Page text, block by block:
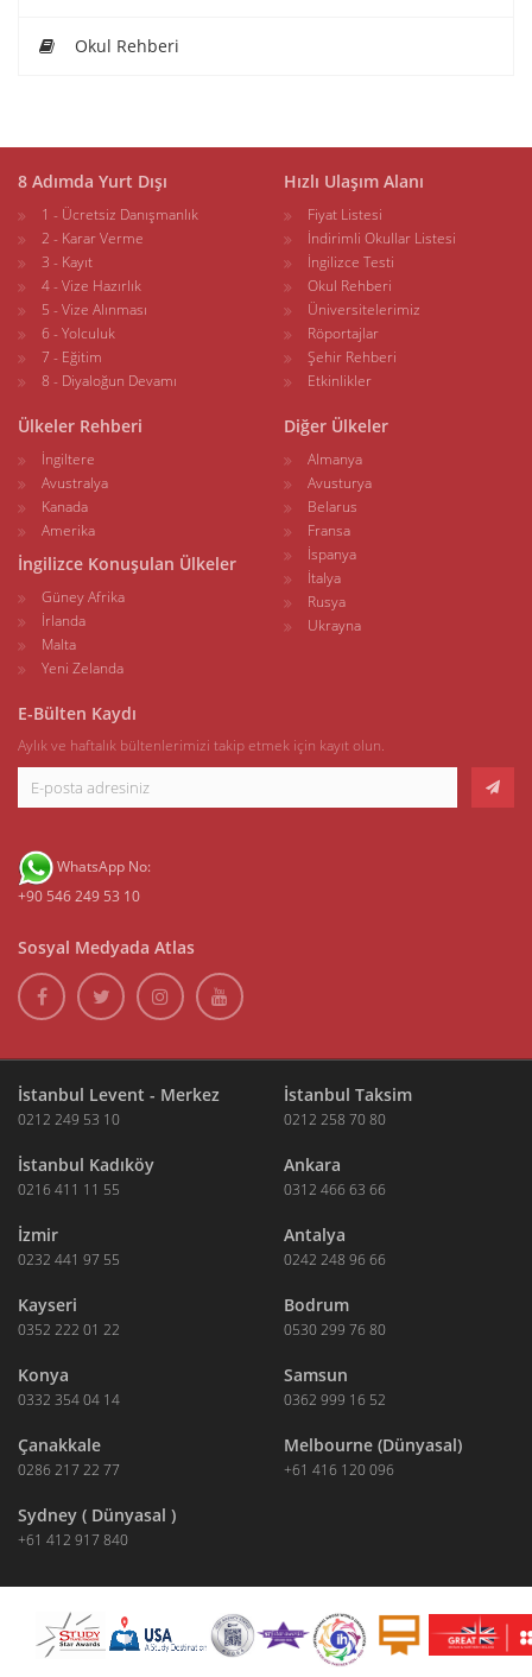
Okul Rehberi
8 Adımda Yurt Dışı
1 - Ücretsiz Danışmanlık
2 - Karar Verme
3 - Kayıt
4 - Vize Hazırlık
5 - Vize Alınması
6 - Yolculuk
7 - Eğitim
8 - Diyaloğun Devamı
Hızlı Ulaşım Alanı
Fiyat Listesi
İndirimli Okullar Listesi
İngilizce Testi
Okul Rehberi
Üniversitelerimiz
Röportajlar
Şehir Rehberi
Etkinlikler
Ülkeler Rehberi
İngiltere
Avustralya
Kanada
Amerika
İngilizce Konuşulan Ülkeler
Güney Afrika
İrlanda
Malta
Yeni Zelanda
Diğer Ülkeler
Almanya
Avusturya
Belarus
Fransa
İspanya
İtalya
Rusya
Ukrayna
E-Bülten Kaydı
Aylık ve haftalık bültenlerimizi takip etmek için kayıt olun.
WhatsApp No:
+90 546 249 53 10
Sosyal Medyada Atlas
İstanbul Levent - Merkez
0212 249 53 10
İstanbul Taksim
0212 258 70 80
İstanbul Kadıköy
0216 411 11 55
Ankara
0312 466 63 66
İzmir
0232 441 97 55
Antalya
0242 248 96 66
Kayseri
0352 222 01 22
Bodrum
0530 299 76 80
Konya
0332 354 04 14
Samsun
0362 999 16 52
Çanakkale
0286 217 22 77
Melbourne (Dünyasal)
+61 416 120 096
Sydney ( Dünyasal )
+61 412 917 840